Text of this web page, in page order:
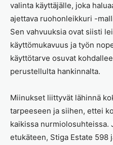
valinta käyttäjälle, joka
ajettava ruohonleikkuri -
Sen vahvuuksia ovat siisti
käyttömukavuus ja työn
käyttötarve osuvat
perustellulta hankinnalta.
Miinukset liittyvät lähinnä
tarpeeseen ja siihen, ettei
kaikissa nurmiolosuhteissa.
etukäteen, Stiga Estate 598